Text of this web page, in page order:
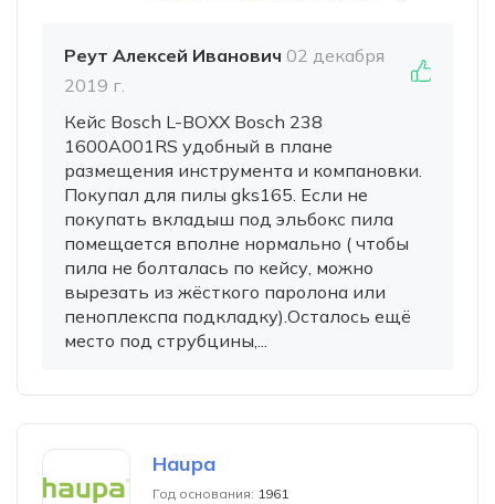
Реут Алексей Иванович 02 декабря
2019 г.
Кейс Bosch L-BOXX Bosch 238
1600A001RS удобный в плане
размещения инструмента и компановки.
Покупал для пилы gks165. Если не
покупать вкладыш под эльбокс пила
помещается вполне нормально ( чтобы
пила не болталась по кейсу, можно
вырезать из жёсткого паролона или
пеноплекспа подкладку).Осталось ещё
место под струбцины,...
Haupa
Год основания: 1961